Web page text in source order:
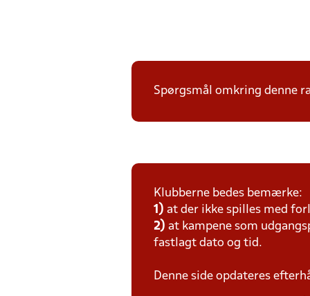
Spørgsmål omkring denne
Klubberne bedes bemærke:
1) at der ikke spilles med
2) at kampene som
fastlagt dato og tid.
Denne side opdateres